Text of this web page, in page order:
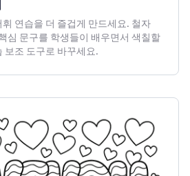
연습을 더 즐겁게 만드세요. 철자
심 문구를 학생들이 배우면서 색칠할
보조 도구로 바꾸세요.